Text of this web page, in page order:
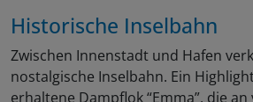
Historische Inselbahn
Zwischen Innenstadt und Hafen
nostalgische Inselbahn. Ein
erhaltene Dampflok “Emma”, die an